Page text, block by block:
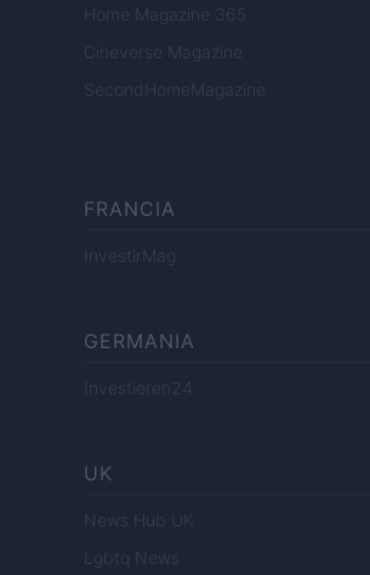
Home Magazine 365
Cineverse Magazine
SecondHomeMagazine
FRANCIA
InvestirMag
GERMANIA
Investieren24
UK
News Hub UK
Lgbtq News